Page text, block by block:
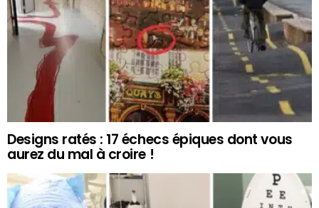
Designs ratés : 17 échecs épiques dont vous
aurez du mal à croire !